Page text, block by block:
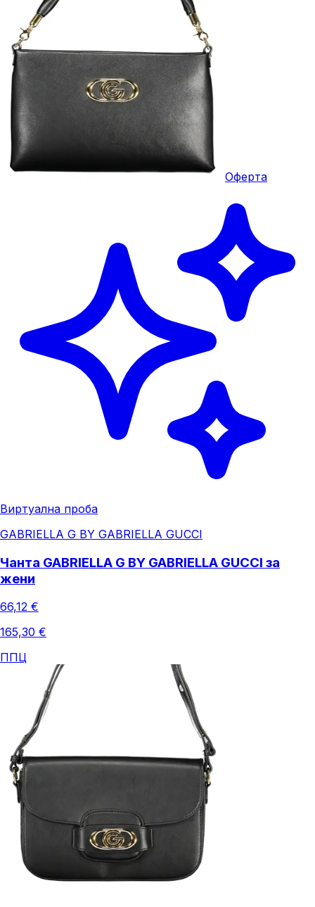
Оферта
Виртуална проба
GABRIELLA G BY GABRIELLA GUCCI
Чанта GABRIELLA G BY GABRIELLA GUCCI за
жени
66,12 €
165,30 €
ППЦ